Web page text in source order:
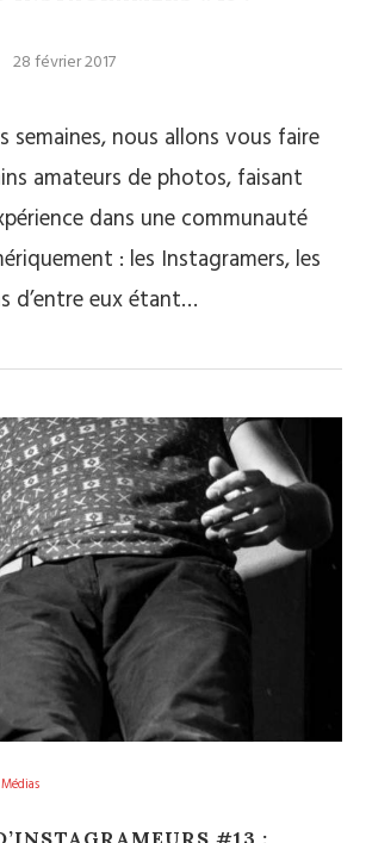
28 février 2017
semaines, nous allons vous faire
amateurs de photos, faisant
dans une communauté
: les Instagramers, les
d’entre eux étant…
Médias
#13 :